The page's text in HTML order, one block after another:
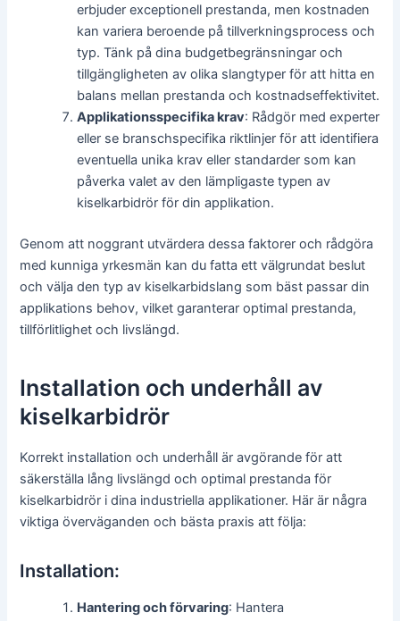
erbjuder exceptionell prestanda, men kostnaden
kan variera beroende på tillverkningsprocess och
typ. Tänk på dina budgetbegränsningar och
tillgängligheten av olika slangtyper för att hitta en
balans mellan prestanda och kostnadseffektivitet.
Applikationsspecifika krav: Rådgör med experter
eller se branschspecifika riktlinjer för att identifiera
eventuella unika krav eller standarder som kan
påverka valet av den lämpligaste typen av
kiselkarbidrör för din applikation.
Genom att noggrant utvärdera dessa faktorer och rådgöra
med kunniga yrkesmän kan du fatta ett välgrundat beslut
och välja den typ av kiselkarbidslang som bäst passar din
applikations behov, vilket garanterar optimal prestanda,
tillförlitlighet och livslängd.
Installation och underhåll av
kiselkarbidrör
Korrekt installation och underhåll är avgörande för att
säkerställa lång livslängd och optimal prestanda för
kiselkarbidrör i dina industriella applikationer. Här är några
viktiga överväganden och bästa praxis att följa:
Installation:
Hantering och förvaring: Hantera